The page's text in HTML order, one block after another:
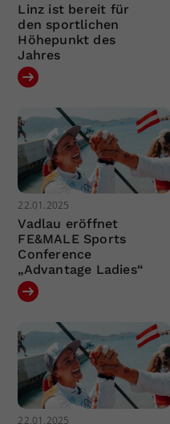
Linz ist bereit für
den sportlichen
Höhepunkt des
Jahres
22.01.2025
Vadlau eröffnet
FE&MALE Sports
Conference
„Advantage Ladies“
22.01.2025